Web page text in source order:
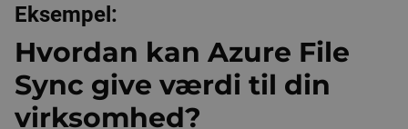
Eksempel:
Hvordan kan Azure File
Sync give værdi til din
virksomhed?